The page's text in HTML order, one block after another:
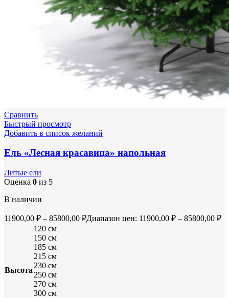
Сравнить
Быстрый просмотр
Добавить в список желаний
Ель «Лесная красавица» напольная
Литые ели
Оценка 0 из 5
В наличии
11900,00 ₽ – 85800,00 ₽Диапазон цен: 11900,00 ₽ – 85800,00 ₽
Высота
120 см
150 см
185 см
215 см
230 см
250 см
270 см
300 см